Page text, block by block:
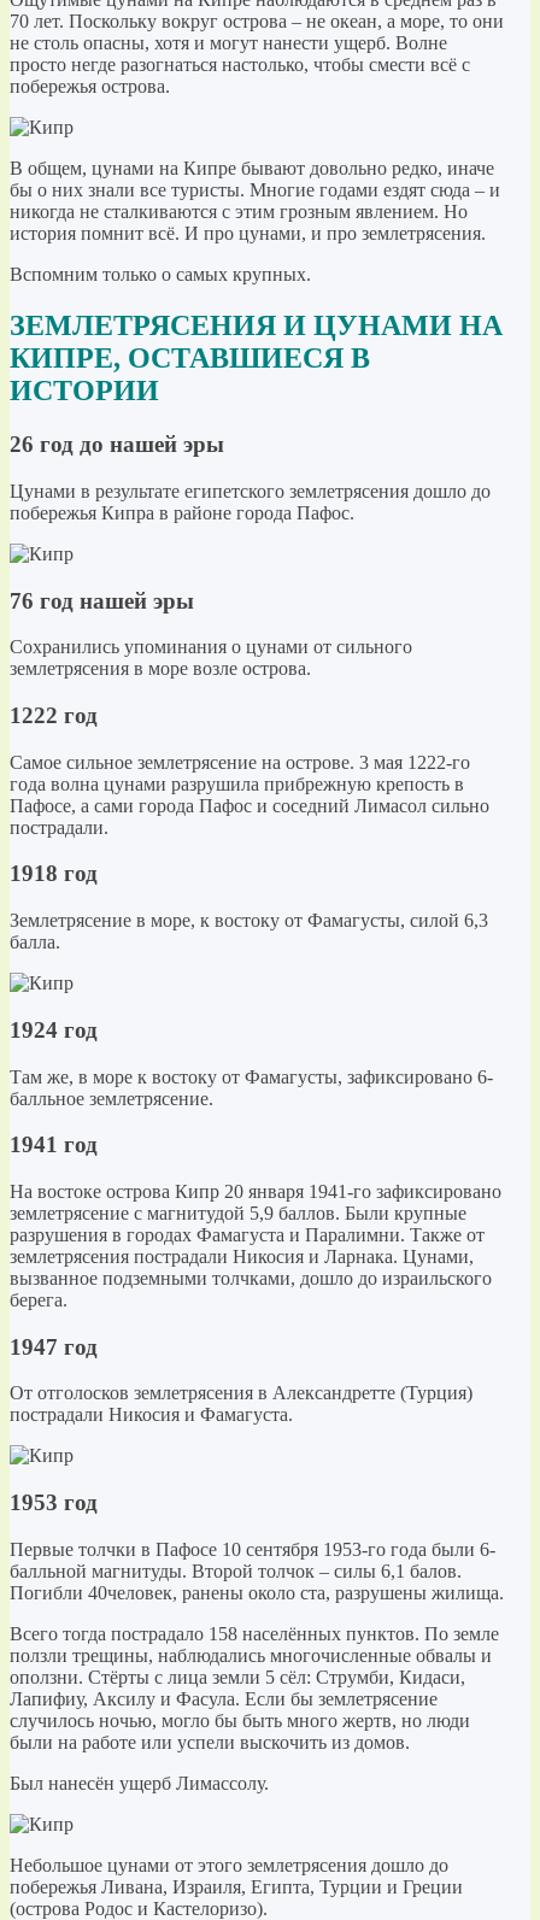
70 лет. Поскольку вокруг острова – не океан, а море, то они
не столь опасны, хотя и могут нанести ущерб. Волне
просто негде разогнаться настолько, чтобы смести всё с
побережья острова.
В общем, цунами на Кипре бывают довольно редко, иначе
бы о них знали все туристы. Многие годами ездят сюда – и
никогда не сталкиваются с этим грозным явлением. Но
история помнит всё. И про цунами, и про землетрясения.
Вспомним только о самых крупных.
ЗЕМЛЕТРЯСЕНИЯ И ЦУНАМИ НА
КИПРЕ, ОСТАВШИЕСЯ В
ИСТОРИИ
26 год до нашей эры
Цунами в результате египетского землетрясения дошло до
побережья Кипра в районе города Пафос.
76 год нашей эры
Сохранились упоминания о цунами от сильного
землетрясения в море возле острова.
1222 год
Самое сильное землетрясение на острове. 3 мая 1222-го
года волна цунами разрушила прибрежную крепость в
Пафосе, а сами города Пафос и соседний Лимасол сильно
пострадали.
1918 год
Землетрясение в море, к востоку от Фамагусты, силой 6,3
балла.
1924 год
Там же, в море к востоку от Фамагусты, зафиксировано 6-
балльное землетрясение.
1941 год
На востоке острова Кипр 20 января 1941-го зафиксировано
землетрясение с магнитудой 5,9 баллов. Были крупные
разрушения в городах Фамагуста и Паралимни. Также от
землетрясения пострадали Никосия и Ларнака. Цунами,
вызванное подземными толчками, дошло до израильского
берега.
1947 год
От отголосков землетрясения в Александретте (Турция)
пострадали Никосия и Фамагуста.
1953 год
Первые толчки в Пафосе 10 сентября 1953-го года были 6-
балльной магнитуды. Второй толчок – силы 6,1 балов.
Погибли 40человек, ранены около ста, разрушены жилища.
Всего тогда пострадало 158 населённых пунктов. По земле
ползли трещины, наблюдались многочисленные обвалы и
оползни. Стёрты с лица земли 5 сёл: Струмби, Кидаси,
Лапифиу, Аксилу и Фасула. Если бы землетрясение
случилось ночью, могло бы быть много жертв, но люди
были на работе или успели выскочить из домов.
Был нанесён ущерб Лимассолу.
Небольшое цунами от этого землетрясения дошло до
побережья Ливана, Израиля, Египта, Турции и Греции
(острова Родос и Кастелоризо).